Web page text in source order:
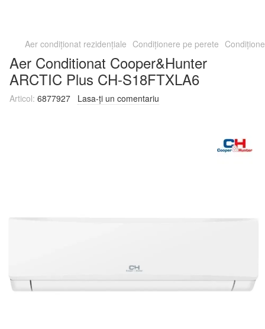
Aer condiționat rezidențiale Condiționere pe perete
Aer Conditionat Cooper&Hunter
ARCTIC Plus CH-S18FTXLA6
Articol: 6877927 Lasa-ți un comentariu